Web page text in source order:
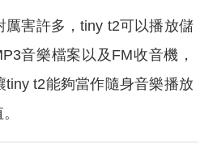
害許多，tiny t2可以播放儲
音樂檔案以及FM收音機，
t2能夠當作隨身音樂播放